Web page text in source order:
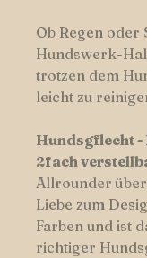
Ob Regen oder
Hundswerk-
trotzen dem
leicht zu
Hundsgflecht -
2fach
Allrounder
Liebe zum
Farben und ist
richtiger